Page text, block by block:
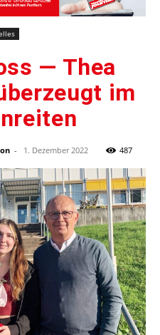
— Thea
im
- 1. Dezember 2022 487